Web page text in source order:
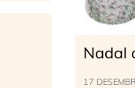
Nadal
17